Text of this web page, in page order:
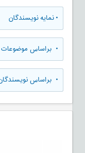
•نمایه نویسندگان
• براساس موضوعات
• براساس نویسندگان